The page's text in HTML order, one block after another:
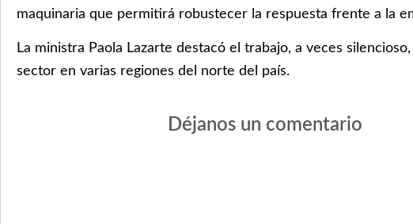
maquinaria que permitirá robustecer la respuesta frente a la
La ministra Paola Lazarte destacó el trabajo, a veces
sector en varias regiones del norte del país.
Déjanos un comentario